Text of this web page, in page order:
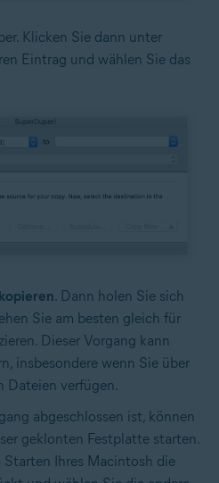
Klicken Sie dann unter
Eintrag und wählen Sie das
. Dann holen Sie sich
Sie am besten gleich für
Dieser Vorgang kann
insbesondere wenn Sie über
Dateien verfügen.
abgeschlossen ist, können
geklonten Festplatte starten.
Starten Ihres Macintosh die